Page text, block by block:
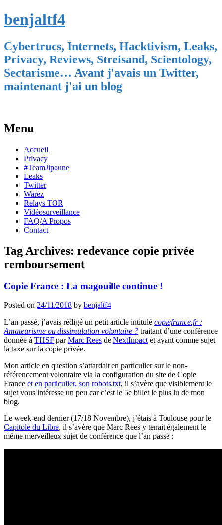
benjaltf4
Cybertrucs, Internets, Hacktivism, Leaks,
Privacy, Reviews, Streisand, Scientology,
Sectarisme… Avant j'avais un Twitter,
maintenant j'ai un blog
Menu
Skip
content
Accueil
Privacy
#TeamJipoune
Leaks
Twitter
Warez
Relays TOR
Vidéosurveillance
FAQ/A Propos
Contact
Tag Archives: redevance copie privée
remboursement
Copie France : La magouille continue !
Posted on 24/11/2018 by benjaltf4
L’an passé, j’avais rédigé un petit article intitulé copiefrance.fr :
Amateurisme ou dissimulation volontaire ? traitant d’une conférence
donnée à THSF parMarc Rees de NextInpact et ayant comme sujet
la taxe sur la copie privée.
Mon article en question s’attardait en particulier sur le non-
référencement volontaire via la configuration du site de Copie
France et en particulier, son robots.txt, il s’avère que visiblement le
sujet vous intéresse un peu car c’est le 5e billet le plus lu de mon
blog.
Le week-end dernier (17/18 Novembre), j’étais à Toulouse pour le
Capitole du Libre, il s’avère que Marc Rees y tenait également le
même merveilleux sujet de conférence que l’an passé :